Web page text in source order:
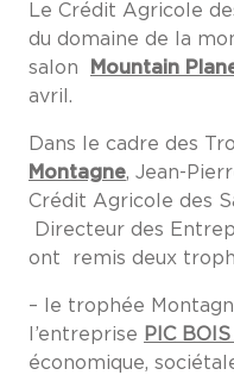
Le Crédit Agricole
du domaine de la
salon
Mountain
avril.
Dans le cadre des
Montagne, Jean-
Crédit Agricole des
Directeur des
ont remis deux
– le trophée
l’entreprise PIC BOIS
économique,